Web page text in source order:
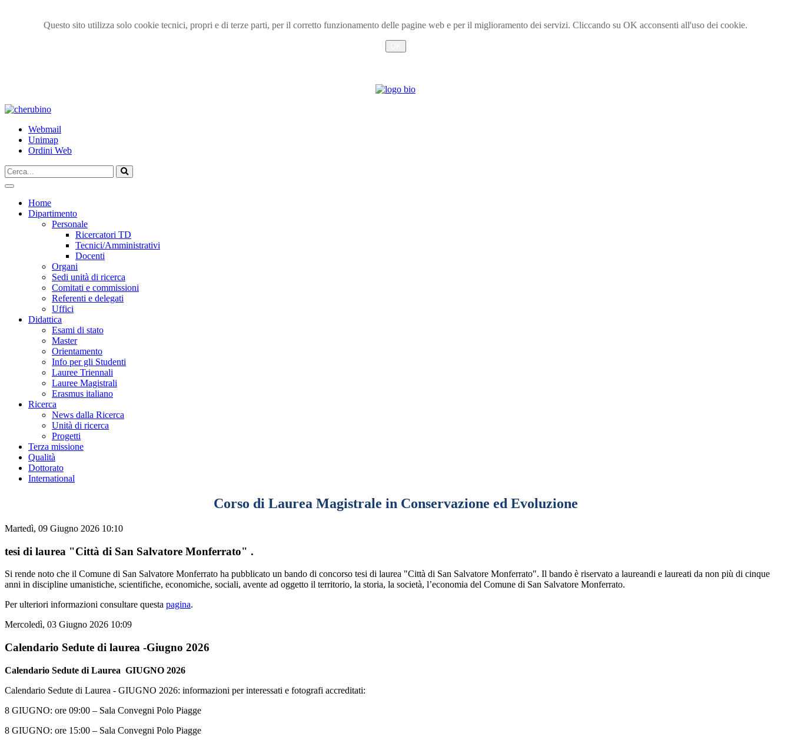
Questo sito utilizza solo cookie tecnici, propri e di terze parti, per il corretto funzionamento delle pagine web e per il miglioramento dei servizi. Cliccando su OK acconsenti all'uso dei cookie.
Webmail
Unimap
Ordini Web
Cerca...
Vai
Home
Dipartimento
Personale
Ricercatori TD
Tecnici/Amministrativi
Docenti
Organi
Sedi unità di ricerca
Comitati e commissioni
Referenti e delegati
Uffici
Didattica
Esami di stato
Master
Orientamento
Info per gli Studenti
Lauree Triennali
Lauree Magistrali
Erasmus italiano
Ricerca
News dalla Ricerca
Unità di ricerca
Progetti
Terza missione
Qualità
Dottorato
International
Corso di Laurea Magistrale in Conservazione ed Evoluzione
Martedì, 09 Giugno 2026 10:10
tesi di laurea "Città di San Salvatore Monferrato" .
Si rende noto che il Comune di San Salvatore Monferrato ha pubblicato un bando di concorso tesi di laurea "Città di San Salvatore Monferrato". Il bando è riservato a laureandi e laureati da non più di cinque
anni in discipline umanistiche, scientifiche, economiche, sociali, avente ad oggetto il territorio, la storia, la società, l’economia del Comune di San Salvatore Monferrato.
Per ulteriori informazioni consultare questa pagina.
Mercoledì, 03 Giugno 2026 10:09
Calendario Sedute di laurea -Giugno 2026
Calendario Sedute di Laurea GIUGNO 2026
Calendario Sedute di Laurea - GIUGNO 2026: informazioni per interessati e fotografi accreditati:
8 GIUGNO: ore 09:00 – Sala Convegni Polo Piagge
8 GIUGNO: ore 15:00 – Sala Convegni Polo Piagge